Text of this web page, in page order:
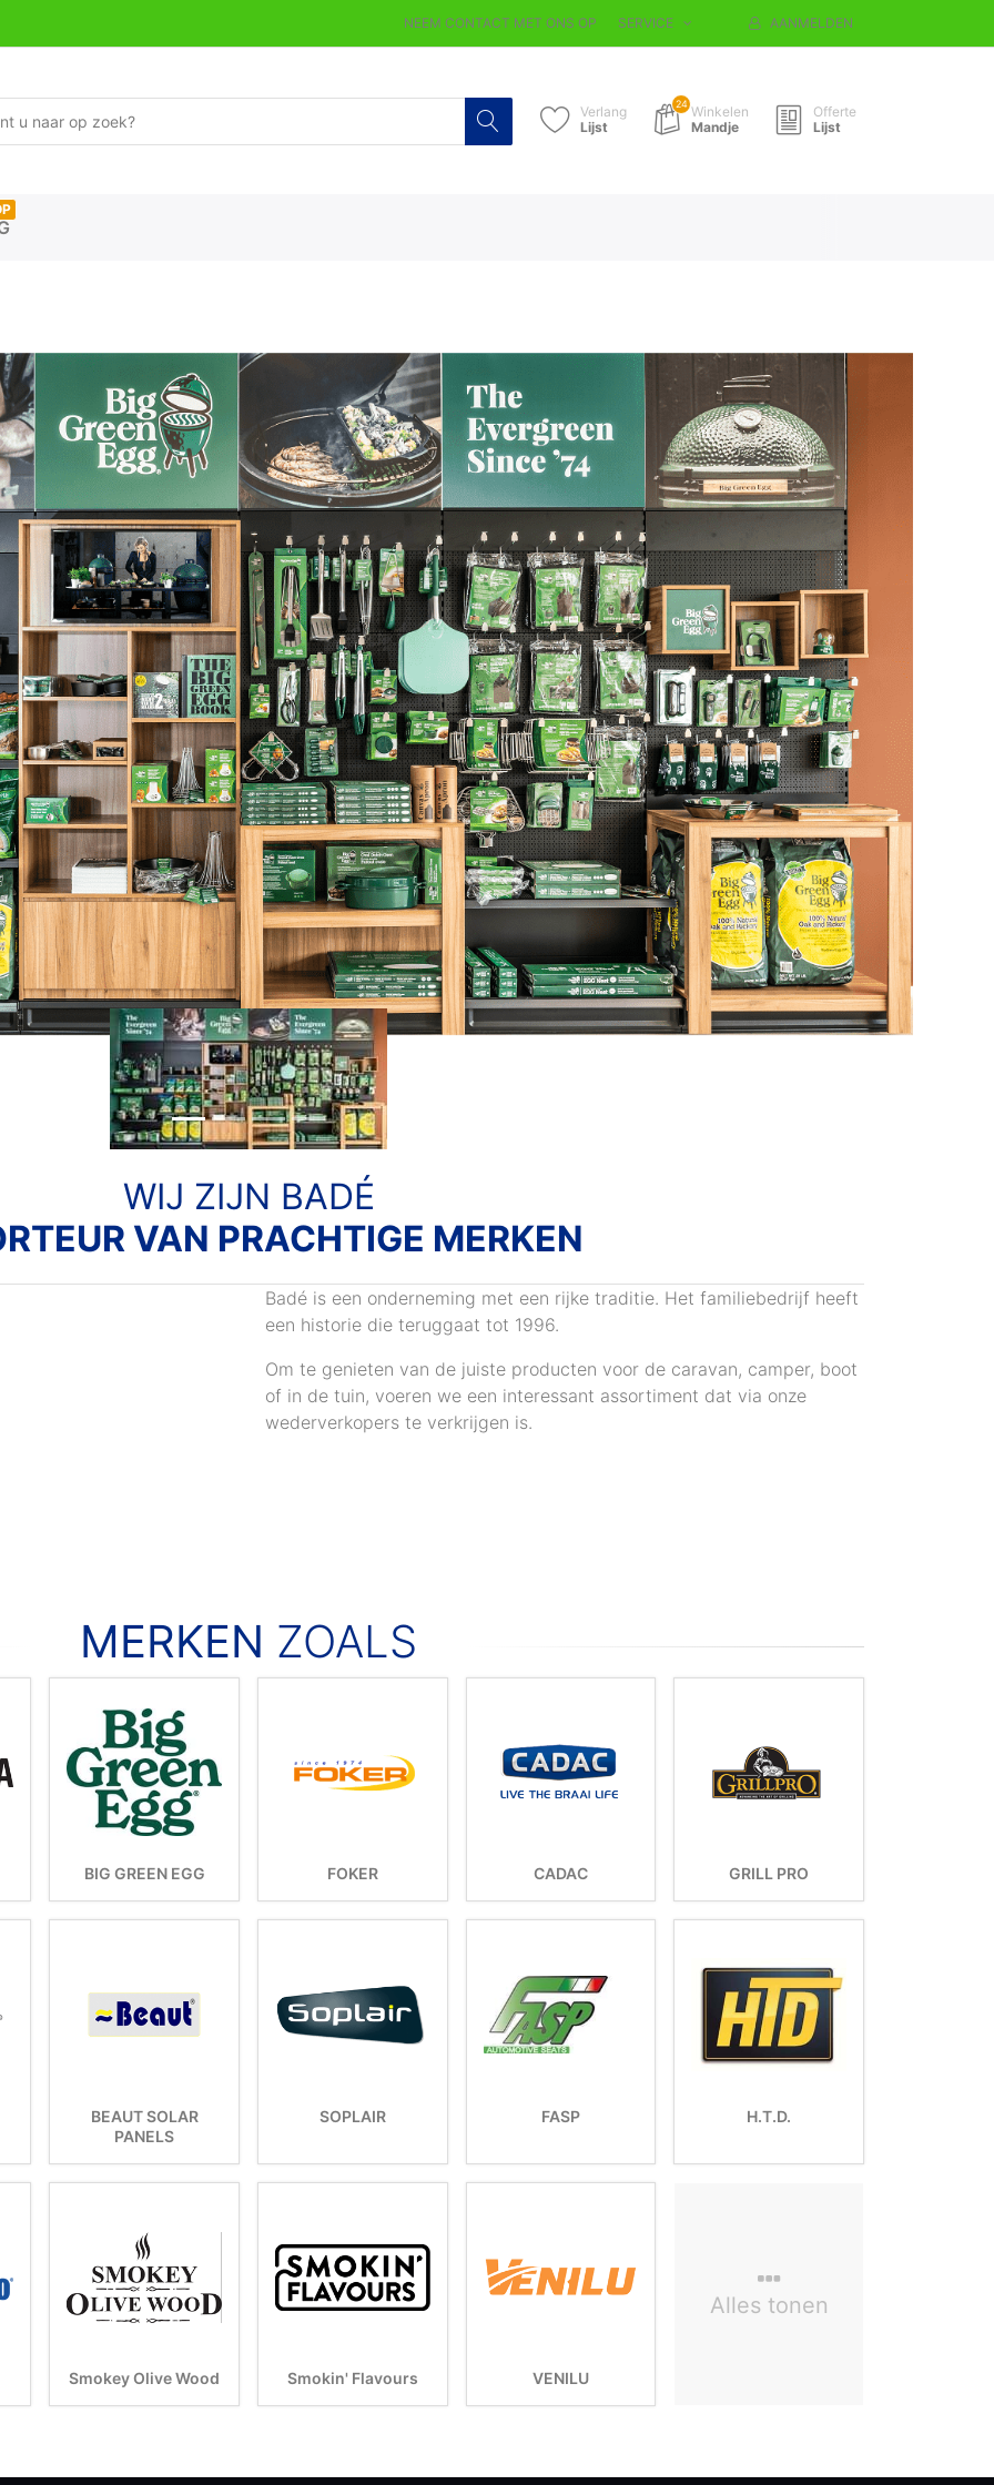
NEEM CONTACT MET ONS OP SERVICE AANMELDEN
Verlang
Lijst
24 Winkelen
Mandje
Offerte
Lijst
WIJ ZIJN BADÉ
VAN PRACHTIGE MERKEN
Badé is een onderneming met een rijke traditie. Het familiebedrijf heeft
een historie die teruggaat tot 1996.
Om te genieten van de juiste producten voor de caravan, camper, boot
of in de tuin, voeren we een interessant assortiment dat via onze
wederverkopers te verkrijgen is.
MERKEN ZOALS
BIG GREEN EGG FOKER CADAC GRILL PRO
BEAUT SOLAR
PANELS
SOPLAIR FASP H.T.D.
Smokey Olive Wood Smokin' Flavours VENILU
Alles tonen